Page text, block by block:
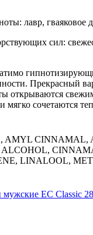
лавр, гваяковое
сил:
сочетаются
AMYL
LINALOOL,